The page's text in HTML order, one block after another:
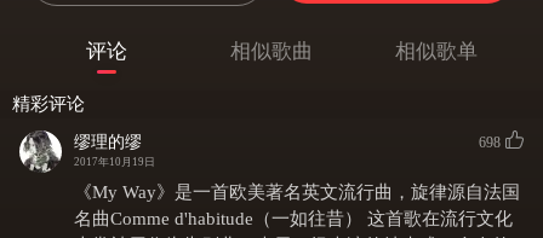
现在，我的末日将近，
面临人生的最后落幕，
I've lived a life that's full
我度过了一个充实的人生，
评论 相似歌曲 相似歌单
精彩评论
缪理的缪
2017年10月19日
698
《My Way》是一首欧美著名英文流行曲，旋律源自法国
名曲Comme d'habitude（一如往昔） 这首歌在流行文化